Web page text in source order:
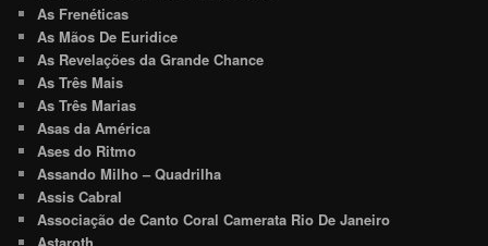
As Frenéticas
As Mãos De Euridice
As Revelações da Grande Chance
As Três Mais
As Três Marias
Asas da América
Ases do Ritmo
Assando Milho – Quadrilha
Assis Cabral
Associação de Canto Coral Camerata Rio De Janeiro